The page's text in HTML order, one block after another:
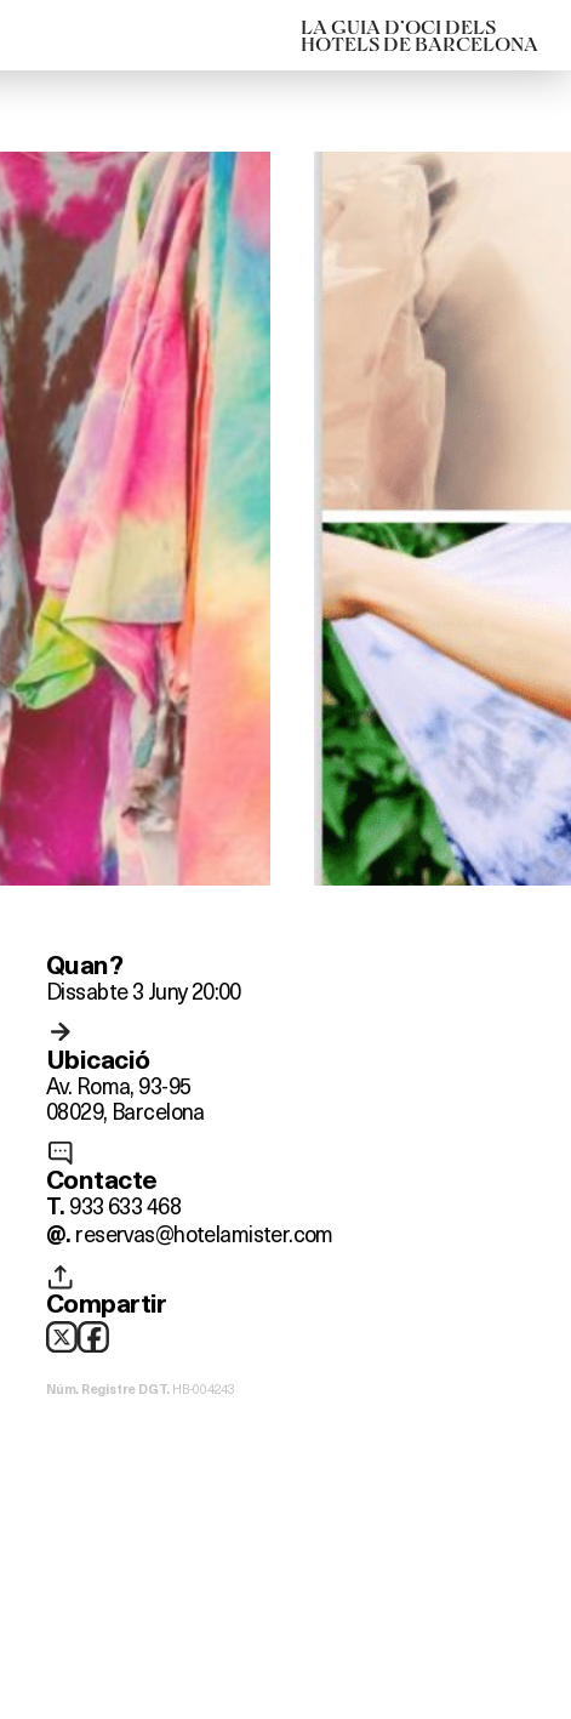
LA GUIA D’OCI DELS
HOTELS DE BARCELONA
Quan?
Dissabte 3 Juny 20:00
Ubicació
Av. Roma, 93-95
08029, Barcelona
Contacte
T. 933 633 468
@. reservas@hotelamister.com
Compartir
Núm. Registre DGT. HB-004243